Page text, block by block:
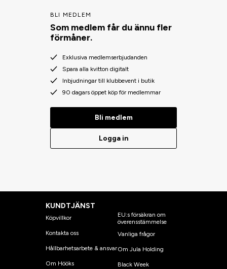
BLI MEDLEM
Som medlem får du ännu fler
förmåner.
Exklusiva medlemserbjudanden
Spara alla kvitton digitalt
Inbjudningar till klubbevent i butik
90 dagars öppet köp för medlemmar
Bli medlem
Logga in
KUNDTJÄNST
Köpvillkor
Kontakta oss
Hållbarhetsarbete & ansvar
Om Hööks
EU:s försäkran om
överensstämmelse
Vanliga frågor
Om Jula Holding
Black Week